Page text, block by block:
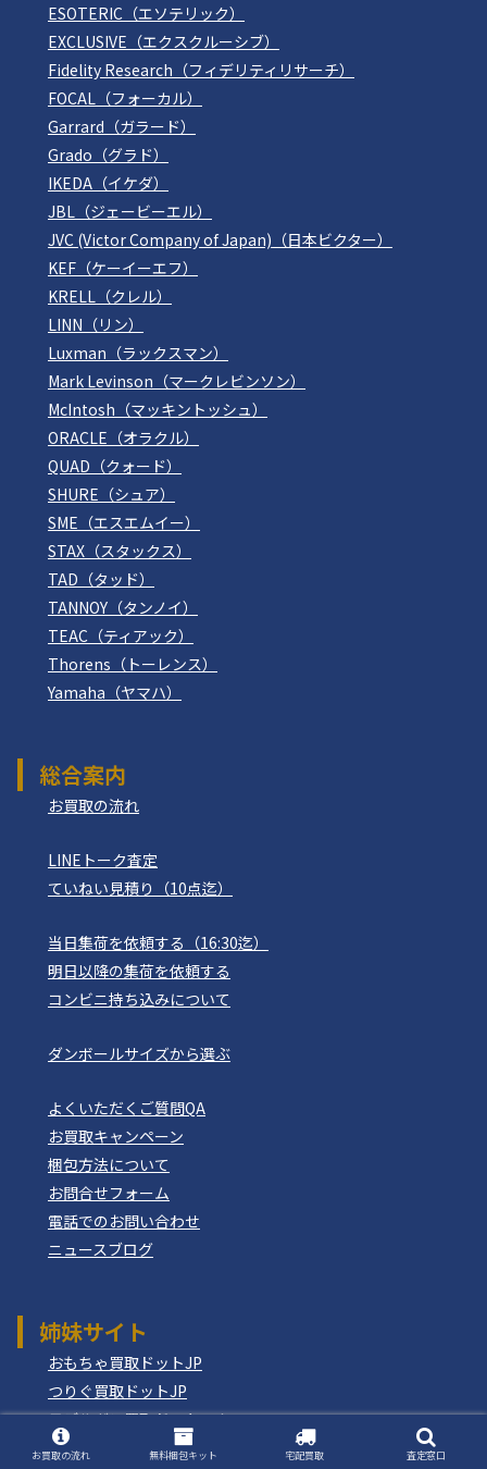
ESOTERIC（エソテリック）
EXCLUSIVE（エクスクルーシブ）
Fidelity Research（フィデリティリサーチ）
FOCAL（フォーカル）
Garrard（ガラード）
Grado（グラド）
IKEDA（イケダ）
JBL（ジェービーエル）
JVC (Victor Company of Japan)（日本ビクター）
KEF（ケーイーエフ）
KRELL（クレル）
LINN（リン）
Luxman（ラックスマン）
Mark Levinson（マークレビンソン）
McIntosh（マッキントッシュ）
ORACLE（オラクル）
QUAD（クォード）
SHURE（シュア）
SME（エスエムイー）
STAX（スタックス）
TAD（タッド）
TANNOY（タンノイ）
TEAC（ティアック）
Thorens（トーレンス）
Yamaha（ヤマハ）
総合案内
お買取の流れ
LINEトーク査定
ていねい見積り（10点迄）
当日集荷を依頼する（16:30迄）
明日以降の集荷を依頼する
コンビニ持ち込みについて
ダンボールサイズから選ぶ
よくいただくご質問QA
お買取キャンペーン
梱包方法について
お問合せフォーム
電話でのお問い合わせ
ニュースブログ
姉妹サイト
おもちゃ買取ドットJP
つりぐ買取ドットJP
モデルガン買取ドットコム
もけいのどらねこ堂
お買取の流れ 無料梱包キット 宅配買取 査定窓口